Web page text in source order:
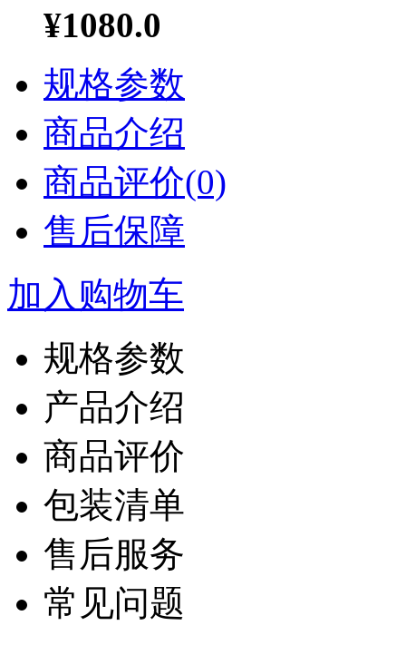
¥1080.0
规格参数
商品介绍
商品评价(0)
售后保障
加入购物车
规格参数
产品介绍
商品评价
包装清单
售后服务
常见问题